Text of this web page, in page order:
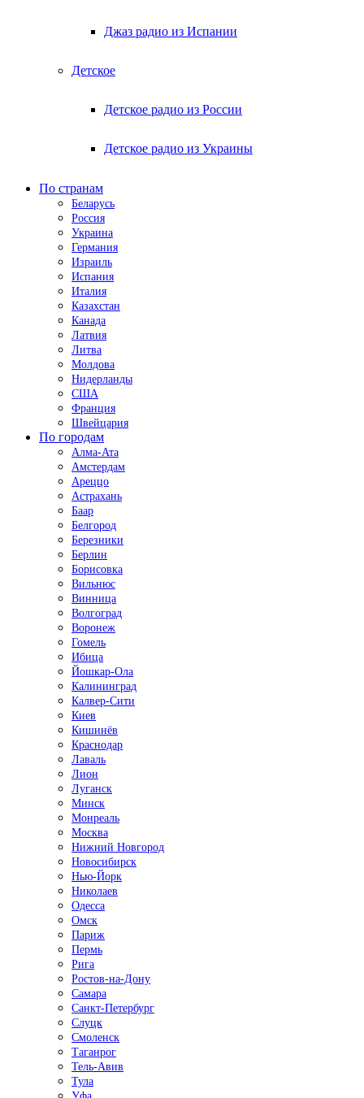
Джаз радио из Испании
Детское
Детское радио из России
Детское радио из Украины
По странам
Беларусь
Россия
Украина
Германия
Израиль
Испания
Италия
Казахстан
Канада
Латвия
Литва
Молдова
Нидерланды
США
Франция
Швейцария
По городам
Алма-Ата
Амстердам
Ареццо
Астрахань
Баар
Белгород
Березники
Берлин
Борисовка
Вильнюс
Винница
Волгоград
Воронеж
Гомель
Ибица
Йошкар-Ола
Калининград
Калвер-Сити
Киев
Кишинёв
Краснодар
Лаваль
Лион
Луганск
Минск
Монреаль
Москва
Нижний Новгород
Новосибирск
Нью-Йорк
Николаев
Одесса
Омск
Париж
Пермь
Рига
Ростов-на-Дону
Самара
Санкт-Петербург
Слуцк
Смоленск
Таганрог
Тель-Авив
Тула